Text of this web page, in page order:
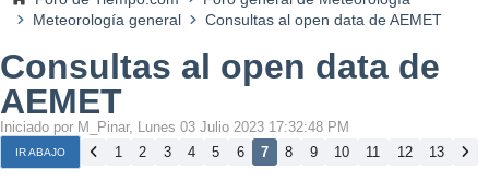
Meteorología general
Consultas al open data de AEMET
Consultas al open data de
AEMET
Iniciado por M_Pinar, Lunes 03 Julio 2023 17:32:48 PM
IR ABAJO 1 2 3 4 5 6 7 8 9 10 11 12 13